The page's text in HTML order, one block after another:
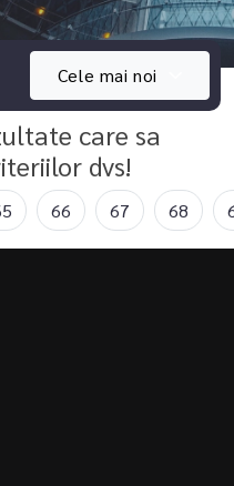
Cele mai noi
care sa
dvs!
66 67 68